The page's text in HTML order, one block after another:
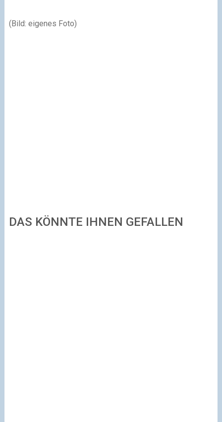
(Bild: eigenes Foto)
DAS KÖNNTE IHNEN GEFALLEN